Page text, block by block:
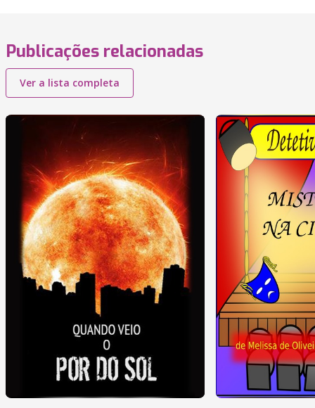
Publicações relacionadas
Ver a lista completa